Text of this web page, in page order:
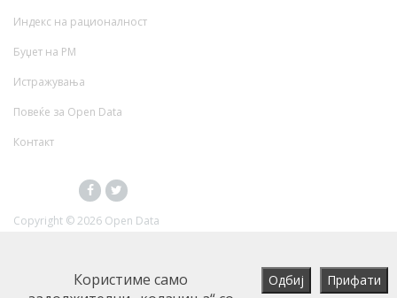
Користиме само
Индекс на рационалност
Буџет на РМ
Истражувања
Повеќе за Open Data
Контакт
Copyright ©2026 Open Data